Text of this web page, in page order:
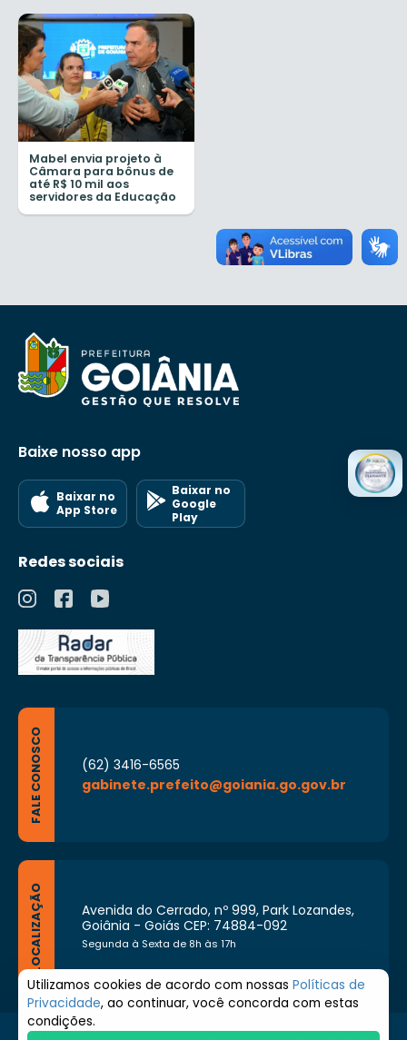
Mabel envia projeto à
Câmara para bônus de
até R$ 10 mil aos
servidores da Educação
Baixe nosso app
Baixar no
App Store
Baixar no
Google
Play
Redes sociais
FALE CONOSCO
(62) 3416-6565
gabinete.prefeito@goiania.go.gov.br
LOCALIZAÇÃO
Avenida do Cerrado, nº 999, Park Lozandes,
Goiânia - Goiás CEP: 74884-092
Segunda à Sexta de 8h às 17h
Utilizamos cookies de acordo com nossas Políticas de
Privacidade, ao continuar, você concorda com estas
condições.